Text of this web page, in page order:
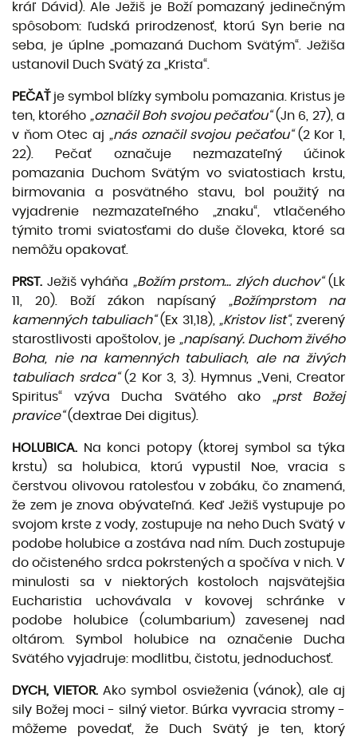
kráľ Dávid). Ale Ježiš je Boží pomazaný jedinečným
spôsobom: ľudská prirodzenosť, ktorú Syn berie na
seba, je úplne „pomazaná Duchom Svätým“. Ježiša
ustanovil Duch Svätý za „Krista“.
PEČAŤ je symbol blízky symbolu pomazania. Kristus je
ten, ktorého „označil Boh svojou pečaťou“(Jn 6, 27), a
v ňom Otec aj „nás označil svojou pečaťou“(2 Kor 1,
22). Pečať označuje nezmazateľný účinok
pomazania Duchom Svätým vo sviatostiach krstu,
birmovania a posvätného stavu, bol po­užitý na
vyjadrenie nezmazateľného „znaku“, vtlačeného
týmito tromi sviatosťami do duše človeka, ktoré sa
nemôžu opakovať.
PRST. Ježiš vyháňa „Božím prstom... zlých duchov“(Lk
11, 20). Boží zákon napísaný „Božímprstom na
kamenných tabuliach“(Ex 31,18), „Kristov list“, zverený
starostlivosti apoštolov, je „napísaný. Duchom živého
Boha, nie na kamenných tabuliach, ale na živých
tabuliach srdca“(2 Kor 3, 3). Hym­nus „Veni, Creator
Spiritus“ vzýva Ducha Svätého ako „prst Božej
pravice“(dextrae Dei digitus).
HOLUBICA.
Na konci potopy (ktorej symbol sa týka
krstu) sa holubica, ktorú vypustil Noe, vracia s
čerstvou olivovou ratolesťou v zobáku, čo znamená,
že zem je znova obývateľná. Keď Ježiš vystupuje po
svojom krste z vody, zostupuje na neho Duch Svätý v
podobe holubice a zostáva nad ním. Duch zo­stupuje
do očisteného srdca pokrstených a spočíva v nich. V
minulosti sa v niektorých kostoloch naj­svätejšia
Eucharistia uchovávala v kovovej schránke v
podobe holubice (columbarium) zavesenej nad
oltárom. Symbol holubice na označenie Ducha
Svätého vyjadruje: modlitbu, čistotu, jednoduchosť.
DYCH, VIETOR.Ako symbol osvieženia (vánok), ale aj
sily Božej moci - silný vietor. Búrka vyvra­cia stromy -
môžeme povedať, že Duch Svätý je ten, ktorý